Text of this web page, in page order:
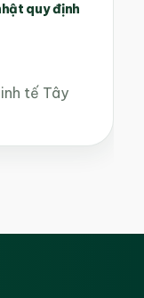
quy định
tế Tây